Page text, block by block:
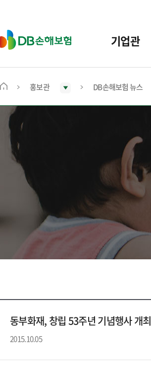
D
B
보
기업관
메
홍보관 DB손해보험 뉴스
동부화재, 창립 53주년 기념행사 개최
2015.10.05